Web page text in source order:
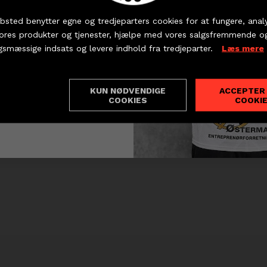
dine billetter og sæsonkort - eller hent dine
KØB BILLET PARTNERBILLETTER
pladsen som bedste playmaker i
Photo Overlund
Hold, som bedste playmaker.
Personlig sponsor for Frederik Tilsted er
benytter egne og tredjeparters cookies for at fungere,
produkter og tjenester, hjælpe med vores salgsfremmende
indsats og levere indhold fra tredjeparter. Læs mere
KUN NØDVENDIGE
COOKIES